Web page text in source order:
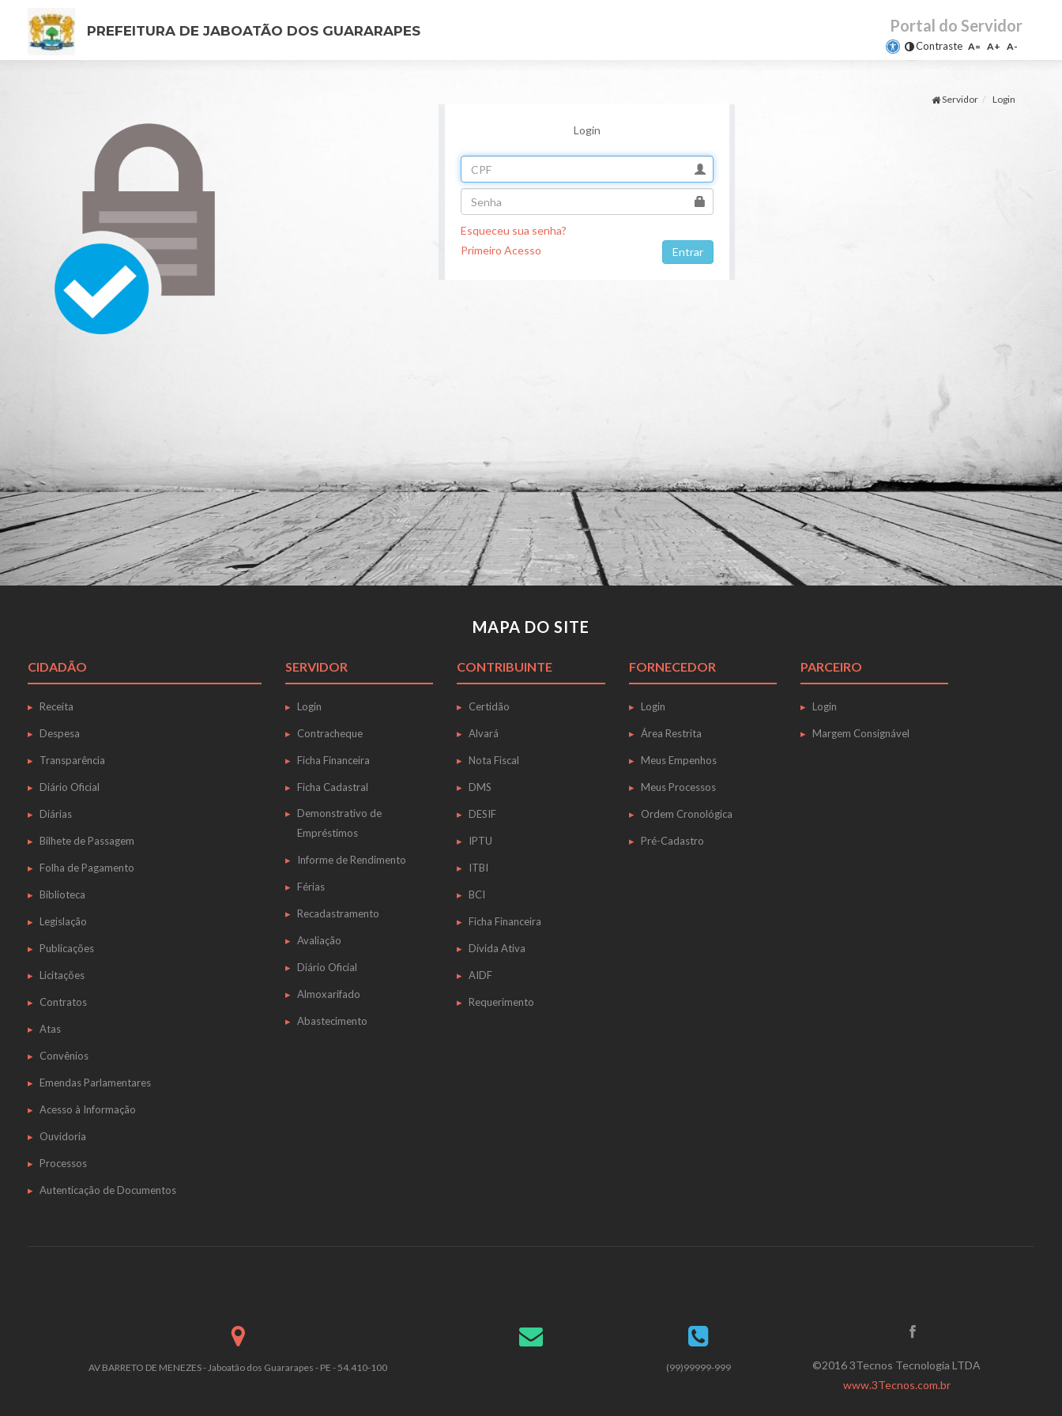
PREFEITURA DE JABOATÃO DOS GUARARAPES Portal do Servidor
Contraste A= A+ A-
Servidor Login
Login
Esqueceu sua senha?
Primeiro Acesso
MAPA DO SITE
CIDADÃO
Receita
Despesa
Transparência
Diário Oficial
Diárias
Bilhete de Passagem
Folha de Pagamento
Biblioteca
Legislação
Publicações
Licitações
Contratos
Atas
Convênios
Emendas Parlamentares
Acesso à Informação
Ouvidoria
Processos
Autenticação de Documentos
SERVIDOR
Login
Contracheque
Ficha Financeira
Ficha Cadastral
Demonstrativo de
Empréstimos
Informe de Rendimento
Férias
Recadastramento
Avaliação
Diário Oficial
Almoxarifado
Abastecimento
CONTRIBUINTE
Certidão
Alvará
Nota Fiscal
DMS
DESIF
IPTU
ITBI
BCI
Ficha Financeira
Dívida Ativa
AIDF
Requerimento
FORNECEDOR
Login
Área Restrita
Meus Empenhos
Meus Processos
Ordem Cronológica
Pré-Cadastro
PARCEIRO
Login
Margem Consignável
AV BARRETO DE MENEZES - Jaboatão dos Guararapes - PE - 54.410-100 (99)99999-999
©2016 3Tecnos Tecnologia LTDA
www.3Tecnos.com.br